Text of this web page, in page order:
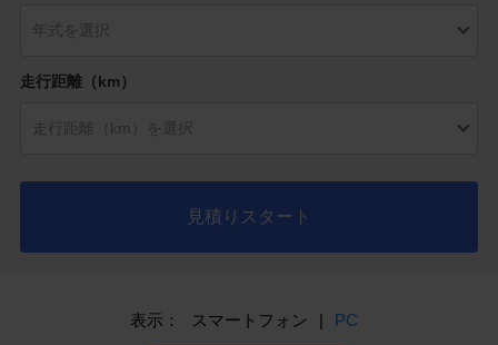
走行距離（km）
見積りスタート
表示： スマートフォン | PC